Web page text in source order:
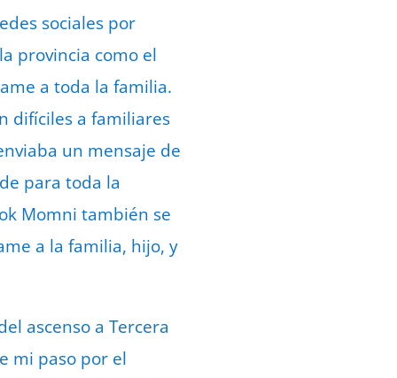
sociales por
provincia como el
a toda la familia.
difíciles a familiares
un mensaje de
para toda la
Momni también se
a la familia, hijo, y
ascenso a Tercera
mi paso por el